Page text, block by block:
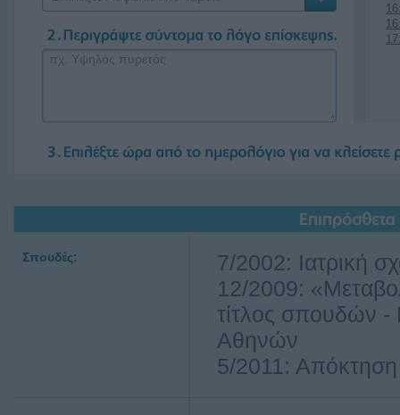
Σπουδές:
7/2002: Ιατρική
12/2009:
τίτλος σπουδών -
Αθηνών
5/2011: Απόκτηση